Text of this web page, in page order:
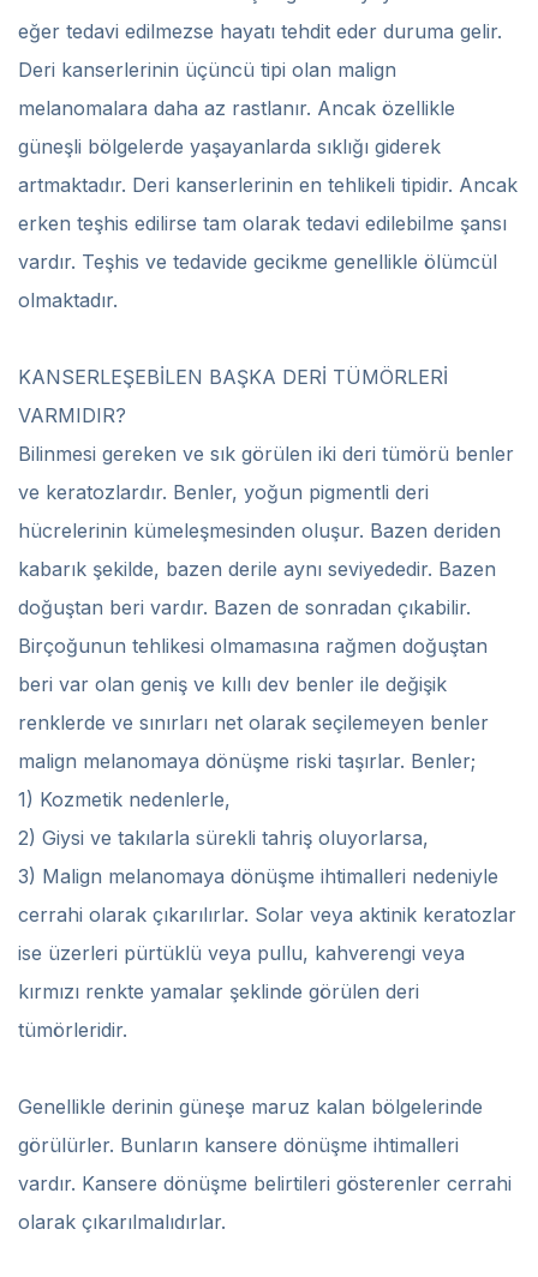
eğer tedavi edilmezse hayatı tehdit eder duruma gelir.
Deri kanserlerinin üçüncü tipi olan malign
melanomalara daha az rastlanır. Ancak özellikle
güneşli bölgelerde yaşayanlarda sıklığı giderek
artmaktadır. Deri kanserlerinin en tehlikeli tipidir. Ancak
erken teşhis edilirse tam olarak tedavi edilebilme şansı
vardır. Teşhis ve tedavide gecikme genellikle ölümcül
olmaktadır.
KANSERLEŞEBİLEN BAŞKA DERİ TÜMÖRLERİ
VARMIDIR?
Bilinmesi gereken ve sık görülen iki deri tümörü benler
ve keratozlardır. Benler, yoğun pigmentli deri
hücrelerinin kümeleşmesinden oluşur. Bazen deriden
kabarık şekilde, bazen derile aynı seviyededir. Bazen
doğuştan beri vardır. Bazen de sonradan çıkabilir.
Birçoğunun tehlikesi olmamasına rağmen doğuştan
beri var olan geniş ve kıllı dev benler ile değişik
renklerde ve sınırları net olarak seçilemeyen benler
malign melanomaya dönüşme riski taşırlar. Benler;
1) Kozmetik nedenlerle,
2) Giysi ve takılarla sürekli tahriş oluyorlarsa,
3) Malign melanomaya dönüşme ihtimalleri nedeniyle
cerrahi olarak çıkarılırlar. Solar veya aktinik keratozlar
ise üzerleri pürtüklü veya pullu, kahverengi veya
kırmızı renkte yamalar şeklinde görülen deri
tümörleridir.
Genellikle derinin güneşe maruz kalan bölgelerinde
görülürler. Bunların kansere dönüşme ihtimalleri
vardır. Kansere dönüşme belirtileri gösterenler cerrahi
olarak çıkarılmalıdırlar.